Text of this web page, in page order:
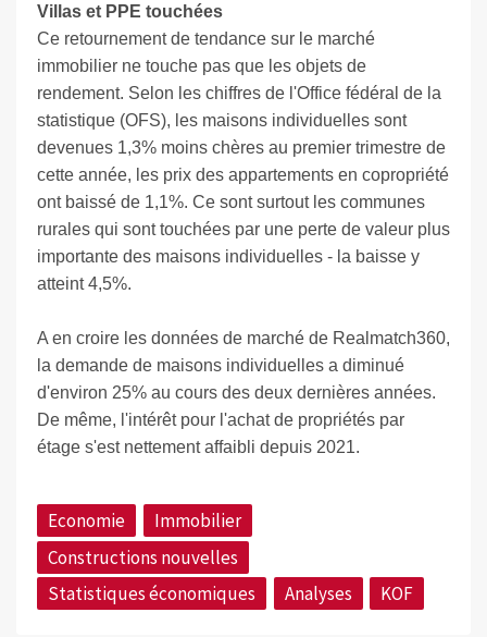
Villas et PPE touchées
Ce retournement de tendance sur le marché
immobilier ne touche pas que les objets de
rendement. Selon les chiffres de l'Office fédéral de la
statistique (OFS), les maisons individuelles sont
devenues 1,3% moins chères au premier trimestre de
cette année, les prix des appartements en copropriété
ont baissé de 1,1%. Ce sont surtout les communes
rurales qui sont touchées par une perte de valeur plus
importante des maisons individuelles - la baisse y
atteint 4,5%.
A en croire les données de marché de Realmatch360,
la demande de maisons individuelles a diminué
d'environ 25% au cours des deux dernières années.
De même, l'intérêt pour l'achat de propriétés par
étage s'est nettement affaibli depuis 2021.
Economie
Immobilier
Constructions nouvelles
Statistiques économiques
Analyses KOF